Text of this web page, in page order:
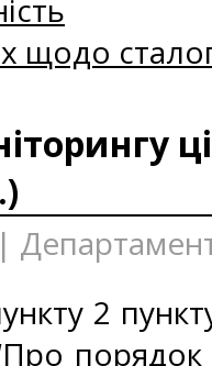
щодо
2
порядок